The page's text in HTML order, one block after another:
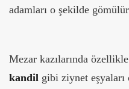
adamları o şekilde
Mezar kazılarında özellikle
kandil gibi ziynet